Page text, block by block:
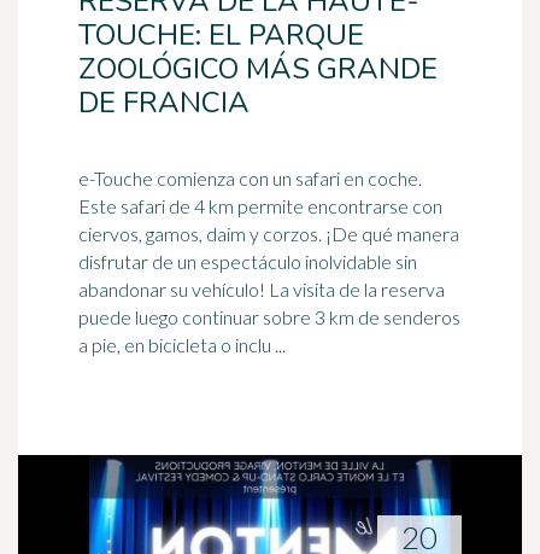
TOUCHE: EL PARQUE
ZOOLÓGICO MÁS GRANDE
DE FRANCIA
e-Touche comienza con un safari en coche.
Este safari de 4 km permite encontrarse con
ciervos, gamos, daim y corzos. ¡De qué manera
disfrutar de un espectáculo inolvidable sin
abandonar su vehículo! La visita de la reserva
puede luego continuar sobre 3 km de senderos
a pie, en bicicleta o inclu ...
20